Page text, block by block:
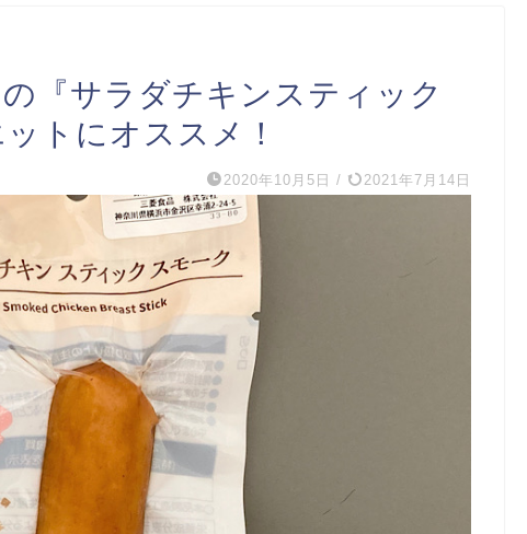
『サラダチキンスティック
トにオススメ！
2020年10月5日 / 2021年7月14日